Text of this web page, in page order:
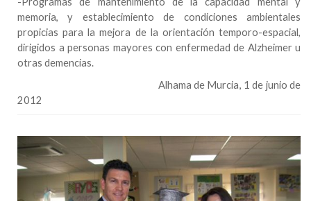
memoria, y establecimiento de condiciones ambientales
propicias para la mejora de la orientación temporo-espacial,
dirigidos a personas mayores con enfermedad de Alzheimer u
otras demencias.
Alhama de Murcia, 1 de junio de
2012